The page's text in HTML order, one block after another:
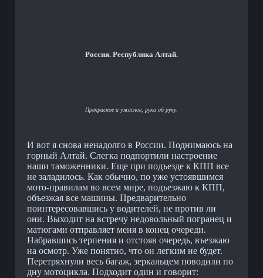
Россия. Республика Алтай.
Прекрасное и ужасное, рука об руку.
И вот я снова ненадолго в России. Поднимаюсь на
горный Алтай. Слегка подпортили настроение
наши таможенники. Еще при подъезде к КПП все
не заладилось. Как обычно, по уже устоявшимся
мото-правилам во всем мире, подъезжаю к КПП,
объезжая все машины. Предварительно
поинтересовавшись у водителей, не против ли
они. Выходит на встречу недовольный погранец и
матюгами отправляет меня в конец очереди.
Набравшись терпения и отстояв очередь, въезжаю
на осмотр. Уже понятно, что он легким не будет.
Перетряхнули весь багаж, зеркальцем поводили по
дну мотоцикла. Подходит один и говорит: